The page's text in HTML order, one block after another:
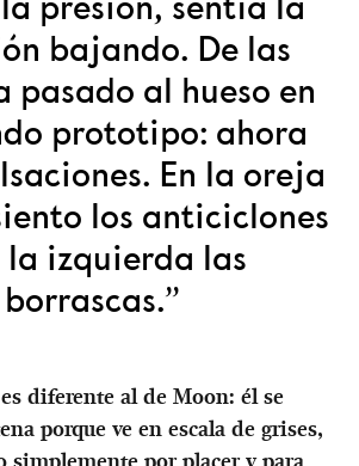
presión, sentía la
bajando. De las
pasado al hueso en
prototipo: ahora
En la oreja
los anticiclones
la izquierda las
borrascas.”
diferente al de Moon: él se
porque ve en escala de grises,